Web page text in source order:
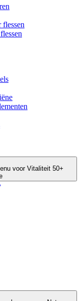
flessen
voor Vitaliteit 50+